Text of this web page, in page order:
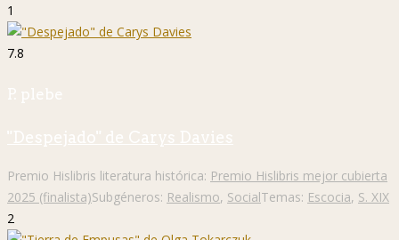
1
7.8
P. plebe
"Despejado" de Carys Davies
Premio Hislibris literatura histórica: Premio Hislibris mejor cubierta
2025 (finalista)Subgéneros: Realismo, SocialTemas: Escocia, S. XIX
2